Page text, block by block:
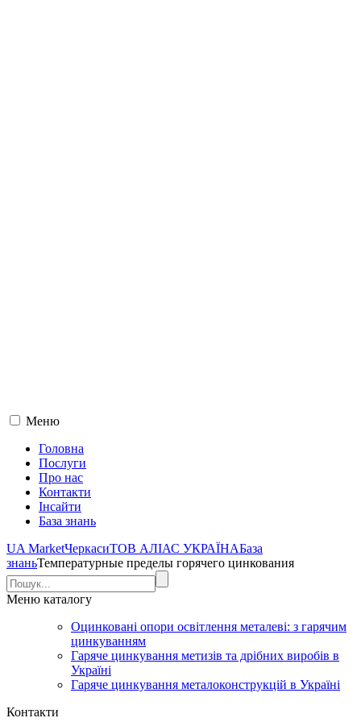
Меню
Головна
Послуги
Про нас
Контакти
Інсайти
База знань
UA MarketЧеркасиТОВ АЛІАС УКРАЇНАБаза
знаньТемпературные пределы горячего цинкования
Меню каталогу
Оцинковані опори освітлення металеві: з гарячим
цинкуванням
Гаряче цинкування метизів та дрібних виробів в
Україні
Гаряче цинкування металоконструкцій в Україні
Контакти